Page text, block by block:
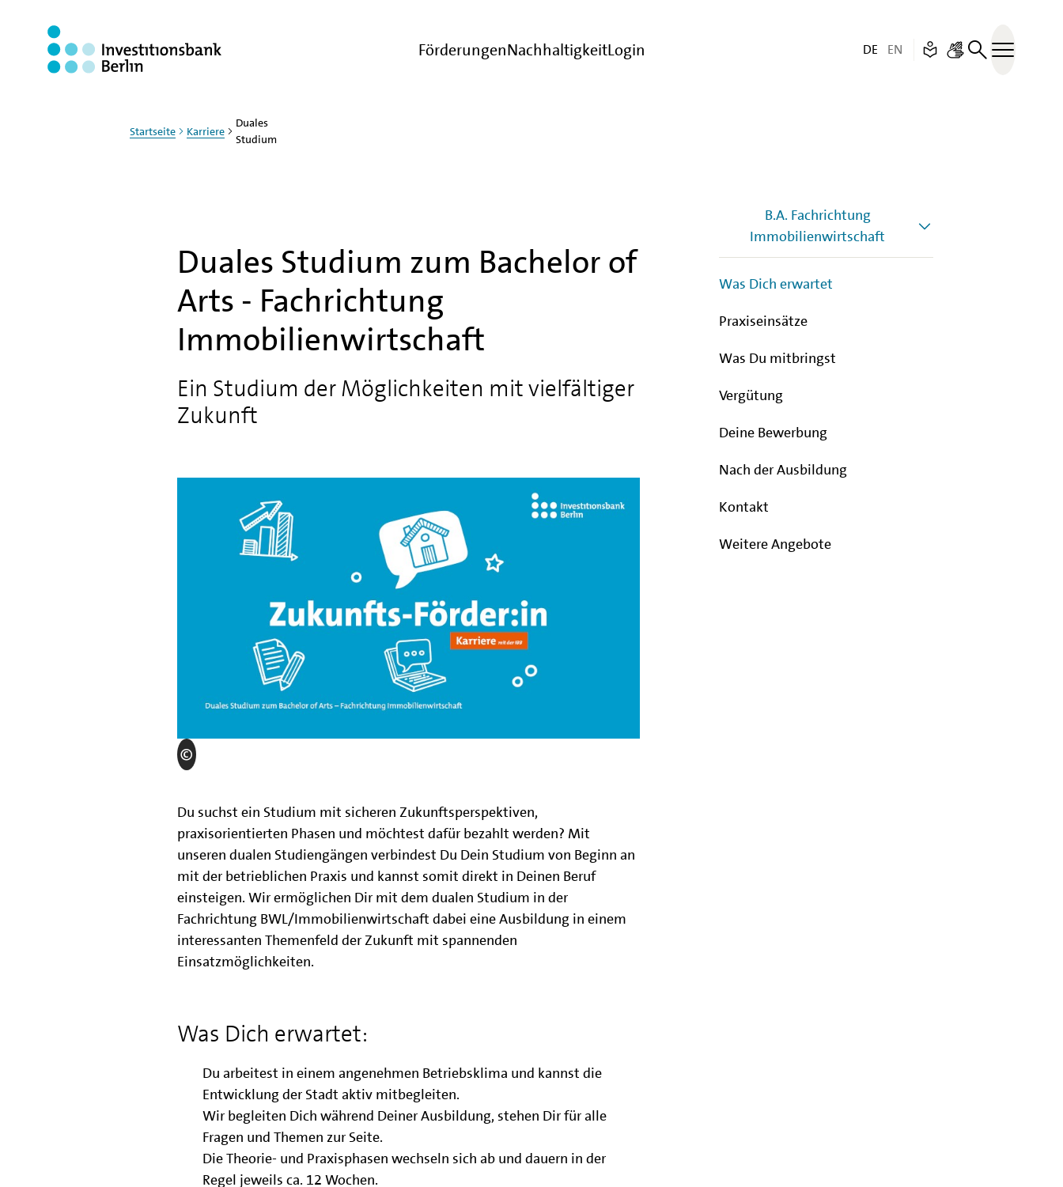
FörderungenNachhaltigkeitLogin DE Deutsch (aktive Sprache)
EN English – Unfortunately this
Leichte Sprache
Gebärdensprache
Menü
Startseite Karriere
Duales
Studium
Duales Studium zum Bachelor of
Arts - Fachrichtung
Immobilienwirtschaft
Ein Studium der Möglichkeiten mit vielfältiger
Zukunft
Du suchst ein Studium mit sicheren Zukunftsperspektiven,
praxisorientierten Phasen und möchtest dafür bezahlt werden? Mit
unseren dualen Studiengängen verbindest Du Dein Studium von Beginn an
mit der betrieblichen Praxis und kannst somit direkt in Deinen Beruf
einsteigen. Wir ermöglichen Dir mit dem dualen Studium in der
Fachrichtung BWL/Immobilienwirtschaft dabei eine Ausbildung in einem
interessanten Themenfeld der Zukunft mit spannenden
Einsatzmöglichkeiten.
Was Dich erwartet:
Du arbeitest in einem angenehmen Betriebsklima und kannst die
Entwicklung der Stadt aktiv mitbegleiten.
Wir begleiten Dich während Deiner Ausbildung, stehen Dir für alle
Fragen und Themen zur Seite.
Die Theorie- und Praxisphasen wechseln sich ab und dauern in der
Regel jeweils ca. 12 Wochen.
B.A. Fachrichtung
Immobilienwirtschaft
Was Dich erwartet
Praxiseinsätze
Was Du mitbringst
Vergütung
Deine Bewerbung
Nach der Ausbildung
Kontakt
Weitere Angebote